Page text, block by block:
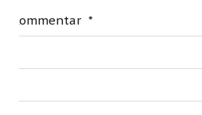
Kommentar *